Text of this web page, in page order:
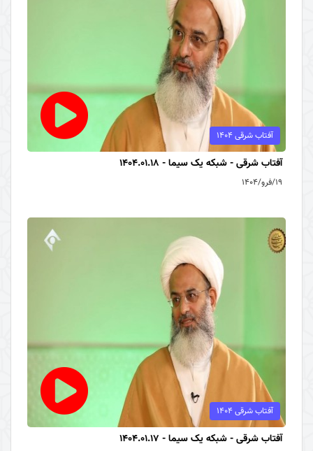
آفتاب شرقی 1404
آفتاب شرقی - شبکه یک سیما - 1404.01.18
۱۹/فرو/۱۴۰۴
آفتاب شرقی 1404
آفتاب شرقی - شبکه یک سیما - 1404.01.17